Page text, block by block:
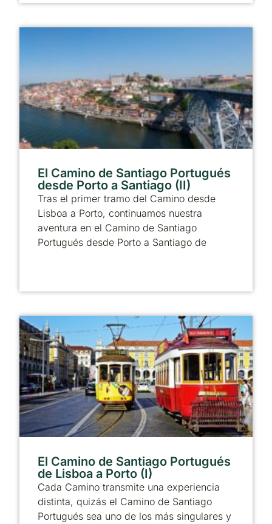
El Camino de Santiago Portugués
desde Porto a Santiago (II)
Tras el primer tramo del Camino desde
Lisboa a Porto, continuamos nuestra
aventura en el Camino de Santiago
Portugués desde Porto a Santiago de
El Camino de Santiago Portugués
de Lisboa a Porto (I)
Cada Camino transmite una experiencia
distinta, quizás el Camino de Santiago
Portugués sea uno de los más singulares y